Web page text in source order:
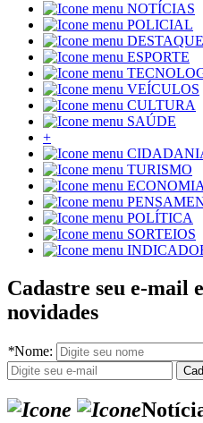
NOTÍCIAS
POLICIAL
ESPORTE
VEÍCULOS
CULTURA
SAÚDE
+
TURISMO
ECONOMIA
POLÍTICA
SORTEIOS
Cadastre seu e-mail
novidades
*Nome: